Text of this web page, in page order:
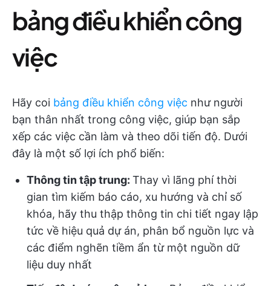
bảng điều khiển công
việc
Hãy coi bảng điều khiển công việc như người
bạn thân nhất trong công việc, giúp bạn sắp
xếp các việc cần làm và theo dõi tiến độ. Dưới
đây là một số lợi ích phổ biến:
Thông tin tập trung: Thay vì lãng phí thời
gian tìm kiếm báo cáo, xu hướng và chỉ số
khóa, hãy thu thập thông tin chi tiết ngay lập
tức về hiệu quả dự án, phân bổ nguồn lực và
các điểm nghẽn tiềm ẩn từ một nguồn dữ
liệu duy nhất